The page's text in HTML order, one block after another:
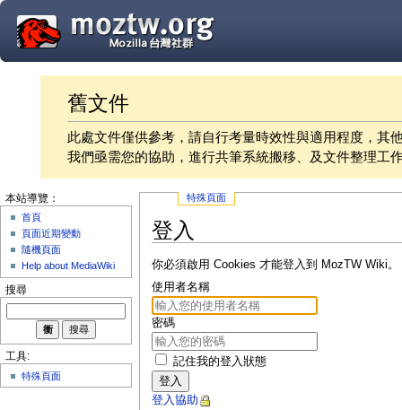
舊文件
此處文件僅供參考，請自行考量時效性與適用程度，其
我們亟需您的協助，進行共筆系統搬移、及文件整理工
特殊頁面
登入
你必須啟用 Cookies 才能登入到 MozTW Wiki。
使用者名稱
密碼
記住我的登入狀態
登入
登入協助
本站導覽：
首頁
頁面近期變動
隨機頁面
Help about MediaWiki
搜尋
工具:
特殊頁面